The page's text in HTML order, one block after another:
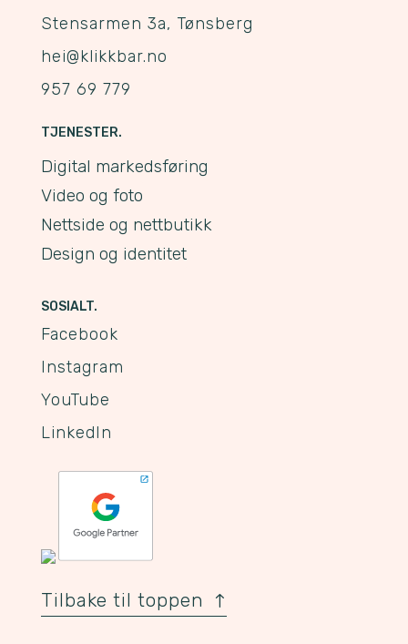
Stensarmen 3a, Tønsberg
hei@klikkbar.no
957 69 779
TJENESTER.
Digital markedsføring
Video og foto
Nettside og nettbutikk
Design og identitet
SOSIALT.
Facebook
Instagram
YouTube
LinkedIn
Tilbake til toppen